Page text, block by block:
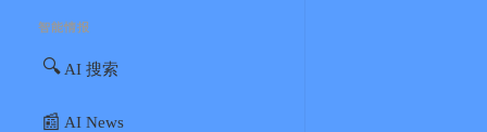
智能情报
🔍 AI 搜索
📰 AI News